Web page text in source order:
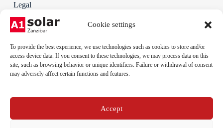
Cookie settings
To provide the best experience, we use technologies such as cookies to store and/or
access device data. If you consent to these technologies, we may process data on this
site, such as browsing behavior or unique identifiers. Failure or withdrawal of consent
may adversely affect certain functions and features.
Accept
Legal
Terms and Conditions
Privacy policy
Legal notice
info@a1solar.co.tz
Address: